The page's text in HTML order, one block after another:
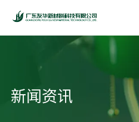
新闻资讯